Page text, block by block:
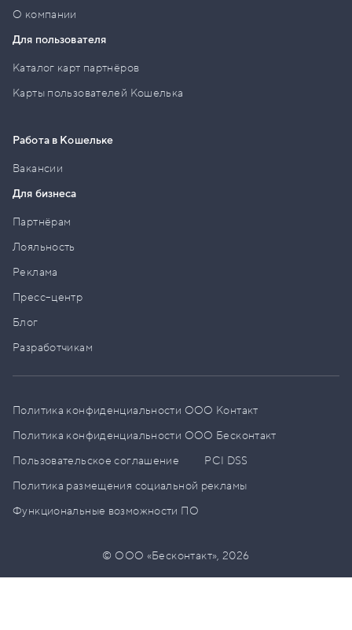
О компании
Для пользователя
Каталог карт партнёров
Карты пользователей Кошелька
Работа в Кошельке
Вакансии
Для бизнеса
Партнёрам
Лояльность
Реклама
Пресс–центр
Блог
Разработчикам
Политика конфиденциальности ООО Контакт
Политика конфиденциальности ООО Бесконтакт
Пользовательское соглашение
PCI DSS
Политика размещения социальной рекламы
Функциональные возможности ПО
© ООО «Бесконтакт»,2026